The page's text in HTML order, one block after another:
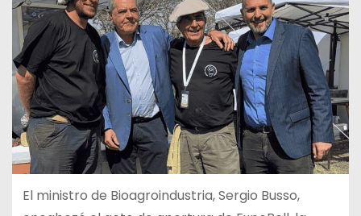
El ministro de Bioagroindustria, Sergio Busso,